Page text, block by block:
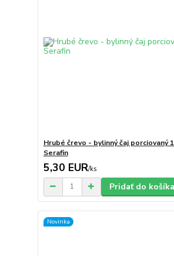
Hrubé črevo - bylinný čaj porciovaný
Serafin
5,30 EUR/ks
Pridať do košíka
Novinka